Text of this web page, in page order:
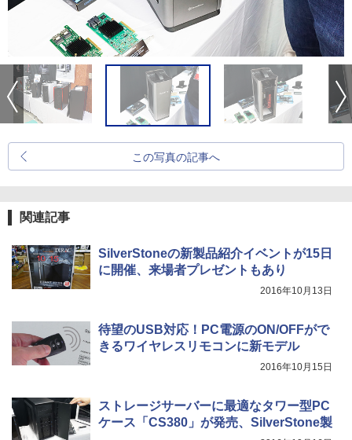
この写真の記事へ
関連記事
SilverStoneの新製品紹介イベントが15日
に開催、来場者プレゼントもあり
2016年10月13日
待望のUSB対応！PC電源のON/OFFがで
きるワイヤレスリモコンに新モデル
2016年10月15日
ストレージサーバーに最適なタワー型PC
ケース「CS380」が発売、SilverStone製